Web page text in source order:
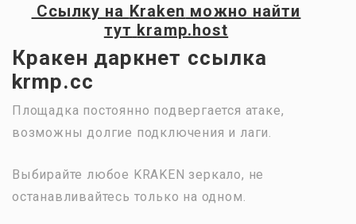
Ссылку на Kraken можно найти
тут kramp.host
Кракен даркнет ссылка
krmp.cc
Площадка постоянно подвергается атаке,
возможны долгие подключения и лаги.
Выбирайте любое KRAKEN зеркало, не
останавливайтесь только на одном.